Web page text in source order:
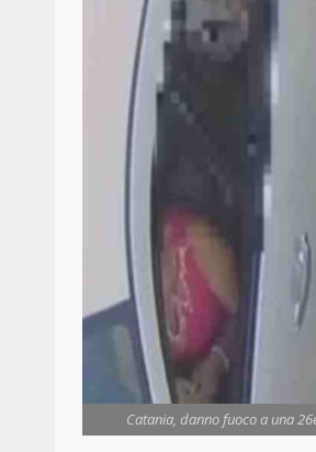
Catania, danno fuoco a una